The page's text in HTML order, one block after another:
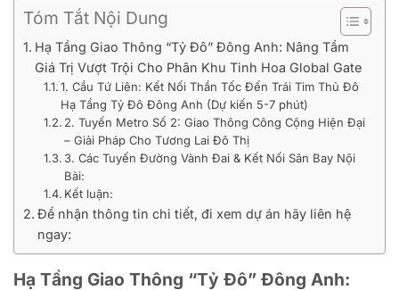
Tóm Tắt Nội Dung
Hạ Tầng Giao Thông “Tỷ Đô” Đông Anh: Nâng Tầm
Giá Trị Vượt Trội Cho Phân Khu Tinh Hoa Global Gate
1. Cầu Tứ Liên: Kết Nối Thần Tốc Đến Trái Tim Thủ Đô
Hạ Tầng Tỷ Đô Đông Anh (Dự kiến 5-7 phút)
2. Tuyến Metro Số 2: Giao Thông Công Cộng Hiện Đại
– Giải Pháp Cho Tương Lai Đô Thị
3. Các Tuyến Đường Vành Đai & Kết Nối Sân Bay Nội
Bài:
Kết luận:
Để nhận thông tin chi tiết, đi xem dự án hãy liên hệ
ngay:
Hạ Tầng Giao Thông “Tỷ Đô” Đông Anh: